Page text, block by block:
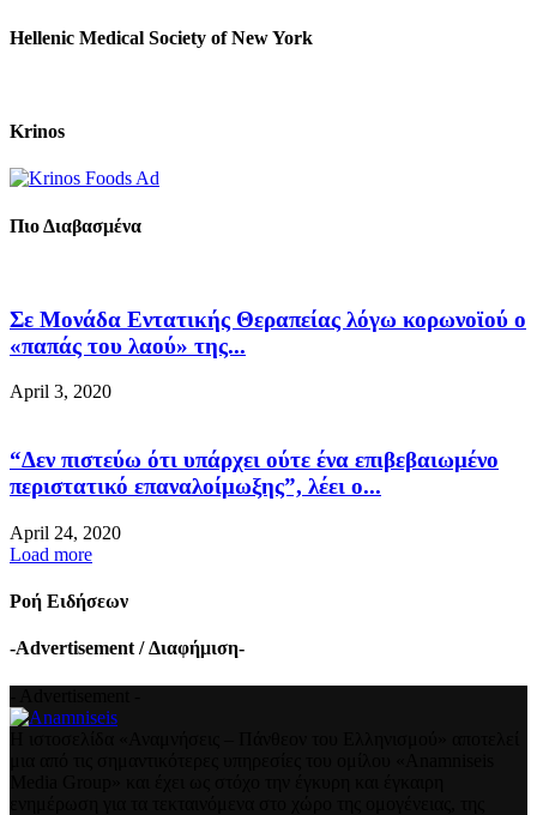
Hellenic Medical Society of New York
Krinos
Πιο Διαβασμένα
Σε Μονάδα Εντατικής Θεραπείας λόγω κορωνοϊού ο
«παπάς του λαού» της...
April 3, 2020
“Δεν πιστεύω ότι υπάρχει ούτε ένα επιβεβαιωμένο
περιστατικό επαναλοίμωξης”, λέει ο...
April 24, 2020
Load more
Ροή Ειδήσεων
-Advertisement / Διαφήμιση-